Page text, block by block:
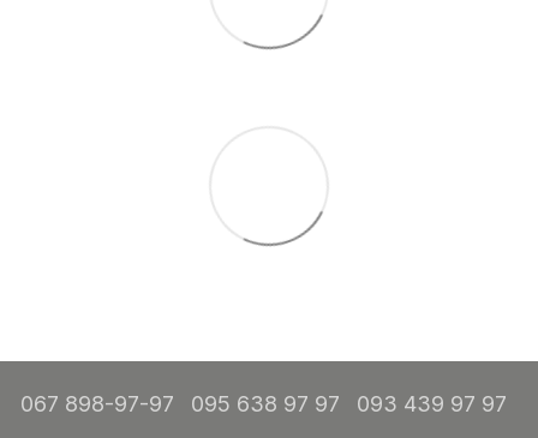
067 898-97-97 095 638 97 97 093 439 97 97